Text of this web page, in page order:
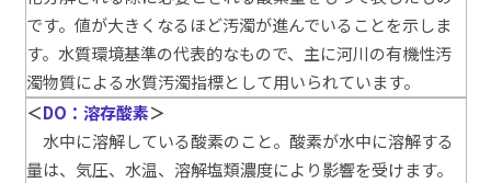
です。値が大きくなるほど汚濁が進んでいることを示しま
す。水質環境基準の代表的なもので、主に河川の有機性汚
濁物質による水質汚濁指標として用いられています。
＜DO： 溶存酸素＞
水中に溶解している酸素のこと。酸素が水中に溶解する
量は、気圧、水温、溶解塩類濃度により影響を受けます。